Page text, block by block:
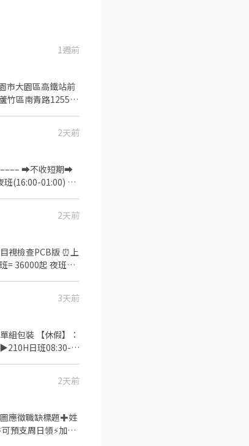
1週前
竹區南青路1255號
｜238 / h
倍 堆高機津貼：
號～月底 發薪
擔心~ 加班部分會
2天前
➡️不收短期➡️
予 【工作
2天前
視檢查PCB版 ⏰上
= 36000起 夜班排
3天前
組包裝 【休假】：
2天前
應徵職缺標題✚姓
預支周日領⚡加不